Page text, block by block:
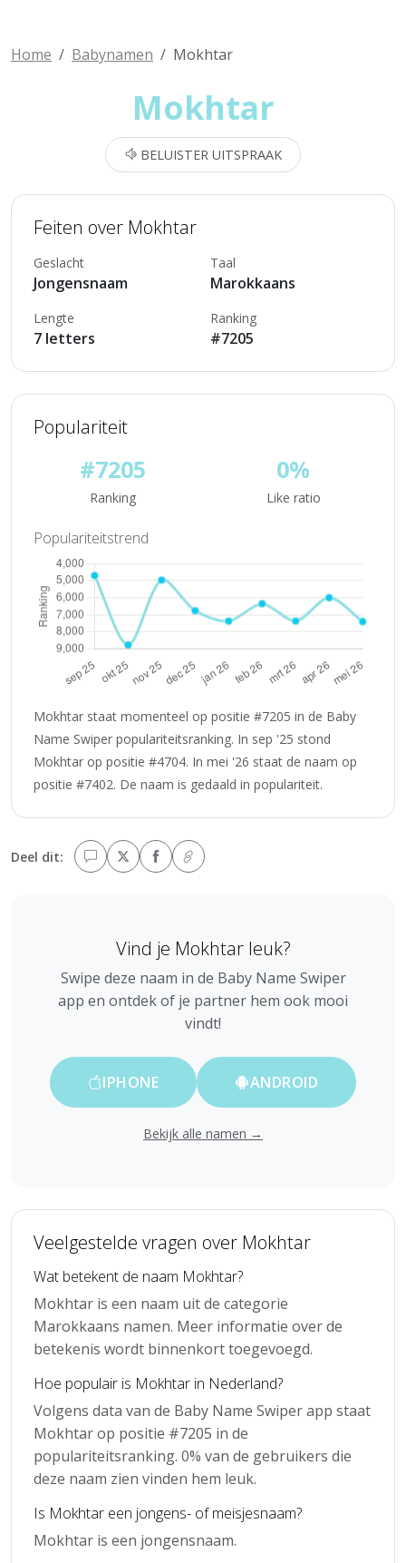
Home Babynamen Mokhtar
Mokhtar
BELUISTER UITSPRAAK
Feiten over Mokhtar
Geslacht
Jongensnaam
Taal
Marokkaans
Lengte
7 letters
Ranking
#7205
Populariteit
#7205
Ranking
0%
Like ratio
Populariteitstrend
Mokhtar staat momenteel op positie #7205 in de Baby
Name Swiper populariteitsranking. In sep '25 stond
Mokhtar op positie #4704. In mei '26 staat de naam op
positie #7402. De naam is gedaald in populariteit.
Deel dit:
Vind je Mokhtar leuk?
Swipe deze naam in de Baby Name Swiper
app en ontdek of je partner hem ook mooi
vindt!
IPHONE ANDROID
Bekijk alle namen →
Veelgestelde vragen over Mokhtar
Wat betekent de naam Mokhtar?
Mokhtar is een naam uit de categorie
Marokkaans namen. Meer informatie over de
betekenis wordt binnenkort toegevoegd.
Hoe populair is Mokhtar in Nederland?
Volgens data van de Baby Name Swiper app staat
Mokhtar op positie #7205 in de
populariteitsranking. 0% van de gebruikers die
deze naam zien vinden hem leuk.
Is Mokhtar een jongens- of meisjesnaam?
Mokhtar is een jongensnaam.